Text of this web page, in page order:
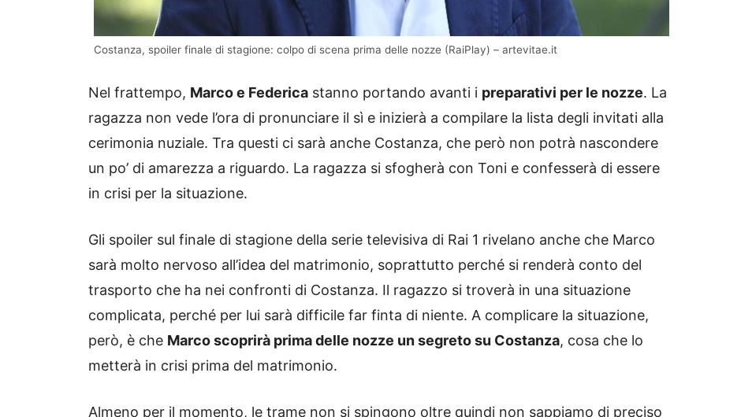
Costanza, spoiler finale di stagione: colpo di scena prima delle nozze (RaiPlay) – artevitae.it
Nel frattempo, Marco e Federica stanno portando avanti i preparativi per le nozze. La
ragazza non vede l’ora di pronunciare il sì e inizierà a compilare la lista degli invitati alla
cerimonia nuziale. Tra questi ci sarà anche Costanza, che però non potrà nascondere
un po’ di amarezza a riguardo. La ragazza si sfogherà con Toni e confesserà di essere
in crisi per la situazione.
Gli spoiler sul finale di stagione della serie televisiva di Rai 1 rivelano anche che Marco
sarà molto nervoso all’idea del matrimonio, soprattutto perché si renderà conto del
trasporto che ha nei confronti di Costanza. Il ragazzo si troverà in una situazione
complicata, perché per lui sarà difficile far finta di niente. A complicare la situazione,
però, è che Marco scoprirà prima delle nozze un segreto su Costanza, cosa che lo
metterà in crisi prima del matrimonio.
Almeno per il momento, le trame non si spingono oltre quindi non sappiamo di preciso